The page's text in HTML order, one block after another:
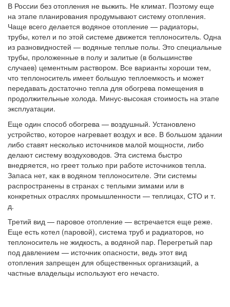
В России без отопления не выжить. Не климат. Поэтому еще
на этапе планирования продумывают систему отопления.
Чаще всего делается водяное отопление — радиаторы,
трубы, котел и по этой системе движется теплоноситель. Одна
из разновидностей — водяные теплые полы. Это специальные
трубы, проложенные в полу и залитые (в большинстве
случаев) цементным раствором. Все варианты хороши тем,
что теплоноситель имеет большую теплоемкость и может
передавать достаточно тепла для обогрева помещения в
продолжительные холода. Минус-высокая стоимость на этапе
эксплуатации.
Еще один способ обогрева — воздушный. Установлено
устройство, которое нагревает воздух и все. В большом здании
либо ставят несколько источников малой мощности, либо
делают систему воздуховодов. Эта система быстро
внедряется, но греет только при работе источников тепла.
Запаса нет, как в водяном теплоносителе. Эти системы
распространены в странах с теплыми зимами или в
конкретных отраслях промышленности — теплицах, СТО и т.
д.
Третий вид — паровое отопление — встречается еще реже.
Еще есть котел (паровой), система труб и радиаторов, но
теплоноситель не жидкость, а водяной пар. Перегретый пар
под давлением — источник опасности, ведь этот вид
отопления запрещен для общественных организаций, а
частные владельцы используют его нечасто.